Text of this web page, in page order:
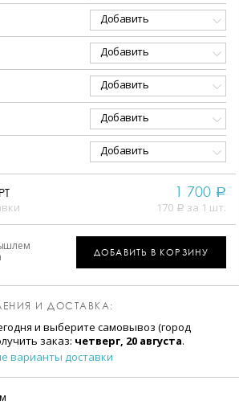
Добавить
Добавить
Добавить
Добавить
Добавить
1 700 a
170 a за 1 шт.
ДОБАВИТЬ В КОРЗИНУ
И ДОСТАВКА:
и выберите самовывоз (город
заказ: четверг, 20 августа.
варианты доставки